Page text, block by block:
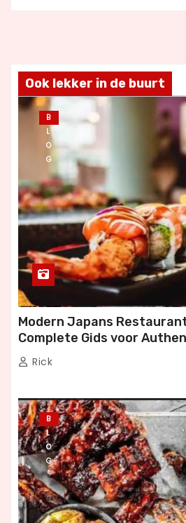
Ook lekker in de buurt
B
L
O
G
Modern Japans
Complete Gids voor
Dineren
Rick
B
L
O
G